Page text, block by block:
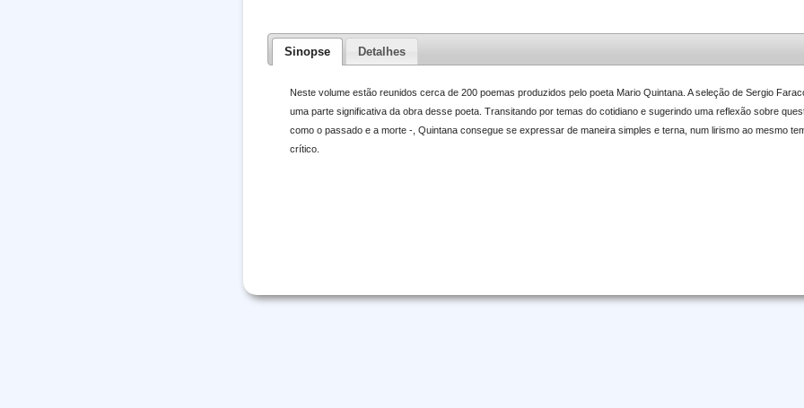
Sinopse Detalhes
Neste volume estão reunidos cerca de 200 poemas produzidos pelo poeta Mario Quintana. A seleção de Sergio
uma parte significativa da obra desse poeta. Transitando por temas do cotidiano e sugerindo uma reflexão sobre
como o passado e a morte -, Quintana consegue se expressar de maneira simples e terna, num lirismo ao mesmo
crítico.